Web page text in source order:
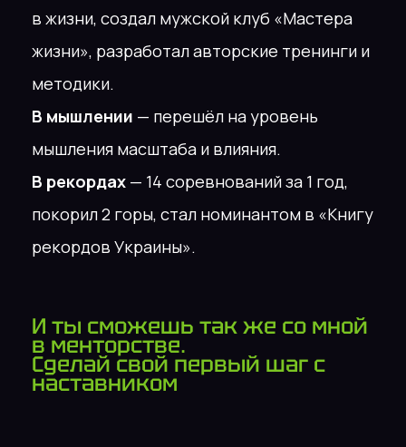
Хочешь
диагностику
жизни?
Пройди 3х часовую встречу разбор,
которая помогает получить первые
И тыможешь
уже начать